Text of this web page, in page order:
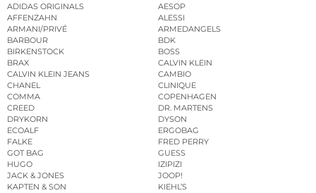
ADIDAS ORIGINALS
AESOP
AFFENZAHN
ALESSI
ARMANI/PRIVÉ
ARMEDANGELS
BARBOUR
BDK
BIRKENSTOCK
BOSS
BRAX
CALVIN KLEIN
CALVIN KLEIN JEANS
CAMBIO
CHANEL
CLINIQUE
COMMA
COPENHAGEN
CREED
DR. MARTENS
DRYKORN
DYSON
ECOALF
ERGOBAG
FALKE
FRED PERRY
GOT BAG
GUESS
HUGO
IZIPIZI
JACK & JONES
JOOP!
KAPTEN & SON
KIEHL’S